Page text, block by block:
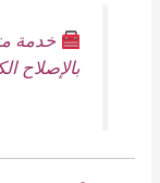
خدمة
بالإصلاح